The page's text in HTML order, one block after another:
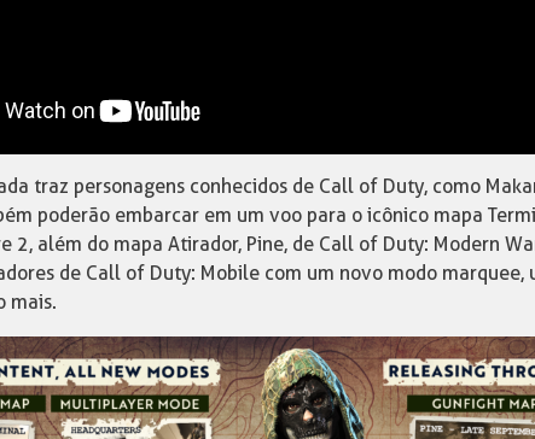
traz personagens conhecidos de Call of Duty, como
poderão embarcar em um voo para o icônico mapa
2, além do mapa Atirador, Pine, de Call of Duty: Modern
de Call of Duty: Mobile com um novo modo marquee,
mais.